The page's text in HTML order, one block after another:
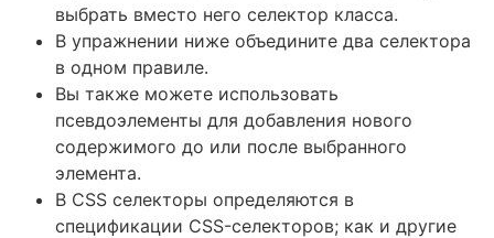
выбрать вместо него селектор класса.
В упражнении ниже объедините два селектора
в одном правиле.
Вы также можете использовать
псевдоэлементы для добавления нового
содержимого до или после выбранного
элемента.
В CSS селекторы определяются в
спецификации CSS-селекторов; как и другие